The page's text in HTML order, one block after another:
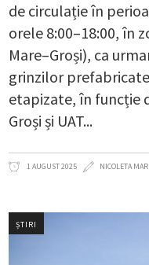
de circulație în
orele 8:00–18:00, în
Mare–Groși), ca
grinzilor
etapizate, în funcție
Groși și UAT
1 AUGUST 2025 NICOLETA
ȘTIRI